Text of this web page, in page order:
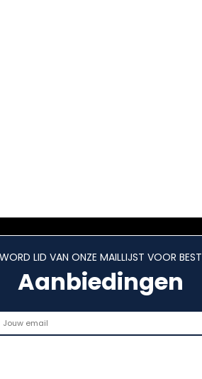
WORD LID VAN ONZE MAILLIJST VOOR BEST
Aanbiedingen